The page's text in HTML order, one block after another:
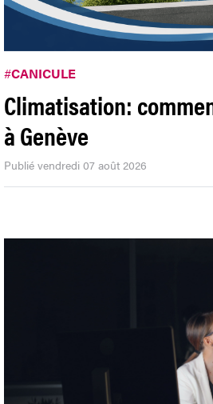
#CANICULE
Climatisation:
à Genève
Publié vendredi 07 août 2026